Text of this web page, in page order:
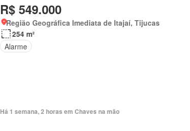
R$ 549.000
Região Geográfica Imediata de Itajaí, Tijucas
254 m²
Alarme
Há 1 semana, 2 horas em Chaves na mão